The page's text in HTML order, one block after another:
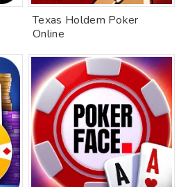
Texas Holdem Poker
Online